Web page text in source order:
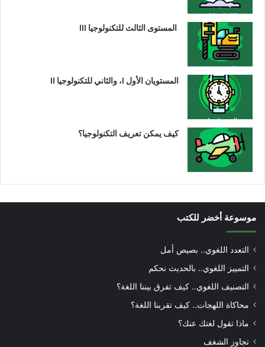
المستوى الثالث للتكنولوجيا III
المستويان الأول I، والثاني للتكنولوجيا II
كيف يمكن تعريف التكنولوجيا؟
موسوعة أخضر للكتب
التعدد اللغوي.. بصيص أمل
التمييز اللغوي.. بالحديث نحكم
التصنيف اللغوي.. كيف تفرق بيننا اللغة؟
محاكاة اللهجات.. كيف تقربنا اللغة؟
ماذا تقول لغتك عنك؟
تجاوز الشغف